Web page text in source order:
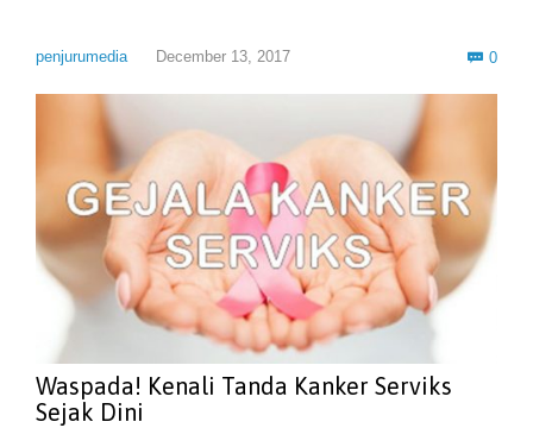
penjurumedia December 13, 2017  0
Waspada! Kenali Tanda Kanker Serviks
Sejak Dini